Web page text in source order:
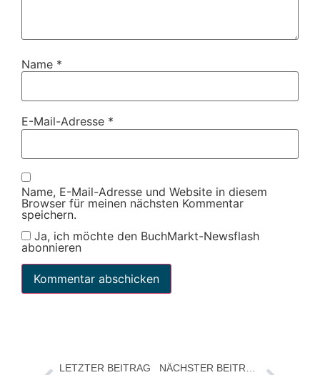
Name *
E-Mail-Adresse *
Name, E-Mail-Adresse und Website in diesem
Browser für meinen nächsten Kommentar
speichern.
Ja, ich möchte den BuchMarkt-Newsflash
abonnieren
LETZTER BEITRAG